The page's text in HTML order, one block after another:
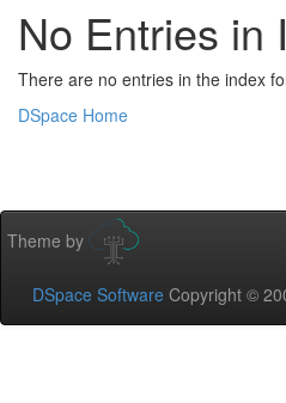
No Entries in
There are no entries in the index
DSpace Home
Theme by
DSpace Software Copyright ©